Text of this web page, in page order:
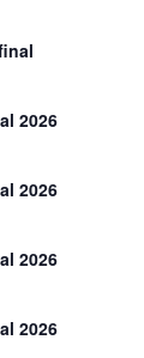
2026
2026
2026
2026